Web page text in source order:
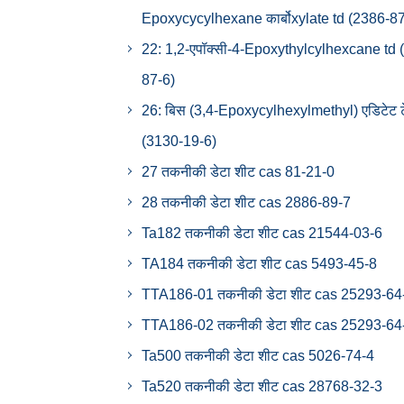
Epoxycycylhexane कार्बोxylate td (2386-
22: 1,2-एपॉक्सी-4-Epoxythylcylhexcane td
87-6)
26: बिस (3,4-Epoxycylhexylmethyl) एडिटेट
(3130-19-6)
27 तकनीकी डेटा शीट cas 81-21-0
28 तकनीकी डेटा शीट cas 2886-89-7
Ta182 तकनीकी डेटा शीट cas 21544-03-6
TA184 तकनीकी डेटा शीट cas 5493-45-8
TTA186-01 तकनीकी डेटा शीट cas 25293-
TTA186-02 तकनीकी डेटा शीट cas 25293-
Ta500 तकनीकी डेटा शीट cas 5026-74-4
Ta520 तकनीकी डेटा शीट cas 28768-32-3